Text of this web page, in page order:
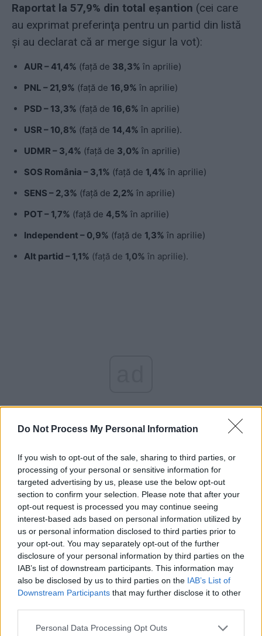
Do Not Process My Personal Information
If you wish to opt-out of the sale, sharing to third parties, or
processing of your personal or sensitive information for
targeted advertising by us, please use the below opt-out
section to confirm your selection. Please note that after your
opt-out request is processed you may continue seeing
interest-based ads based on personal information utilized by
us or personal information disclosed to third parties prior to
your opt-out. You may separately opt-out of the further
disclosure of your personal information by third parties on the
IAB’s list of downstream participants. This information may
also be disclosed by us to third parties on the IAB’s List of
Downstream Participants that may further disclose it to other
Personal Data Processing Opt Outs
Raportat la 57,9% din total eşantion (cei care
au exprimat preferinţa pentru un partid din listă
şi au declarat că ar merge sigur la vot):
AUR – 41,4% (față de 38,3% în aprilie)
PNL – 21,9% (față de 16,9% în aprilie)
PSD – 13,3% (față de 16,6% în aprilie)
USR – 10,8% (față de 14,4% în aprilie).
UDMR – 3,4% (față de 3,0% în aprilie)
SOS România – 3,1% (față de 1,4% în aprilie)
SENS – 2,3% (față de 2,2% în aprilie)
POT – 1,7% (față de 4,5% în aprilie)
Independent – 0,9% (față de 1,3% în aprilie)
Alt partid – 1,1% (față de 1,0% în aprilie).
67,4% dintre români spun că
”sigur vor vota” la alegerile
parlamentare
Pe o scară de la 1 la 10, în care 1 înseamnă că “sigur nu”
vor merge la vot, iar 10 că “sigur da” vor merge la vot,